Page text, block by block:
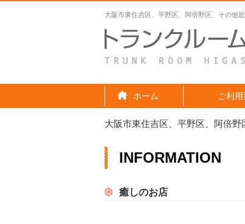
大阪市東住吉区、平野区、阿倍野区、その他
ホーム ご利
大阪市東住吉区、平野区、阿倍野
INFORMATION
癒しのお店